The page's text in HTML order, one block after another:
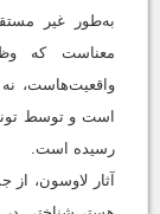
معناست که
واقعیت‌هاست، نه
رسیده است.
آثار لاوسون،